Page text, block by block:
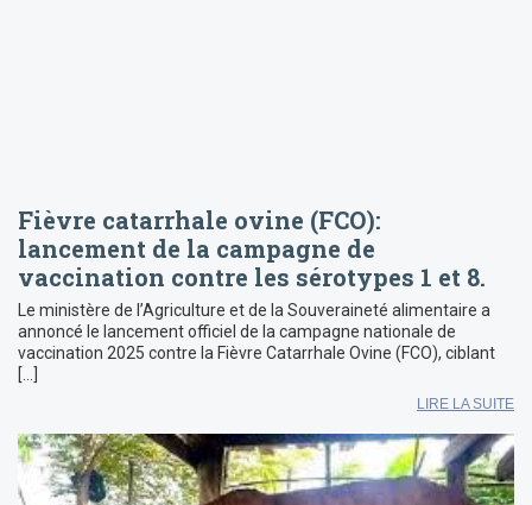
Fièvre catarrhale ovine (FCO):
lancement de la campagne de
vaccination contre les sérotypes 1 et 8.
Le ministère de l’Agriculture et de la Souveraineté alimentaire a
annoncé le lancement officiel de la campagne nationale de
vaccination 2025 contre la Fièvre Catarrhale Ovine (FCO), ciblant
[…]
LIRE LA SUITE